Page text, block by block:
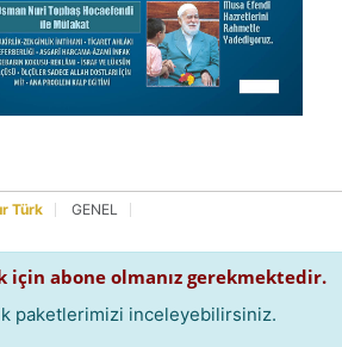
Türk GENEL
için abone olmanız gerekmektedir.
paketlerimizi inceleyebilirsiniz.